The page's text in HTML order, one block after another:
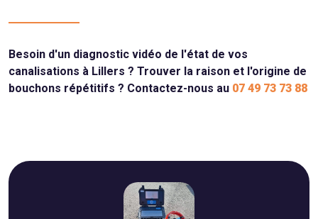
Besoin d'un diagnostic vidéo de l'état de vos
canalisations à Lillers ? Trouver la raison et l'origine de
bouchons répétitifs ? Contactez-nous au 07 49 73 73 88